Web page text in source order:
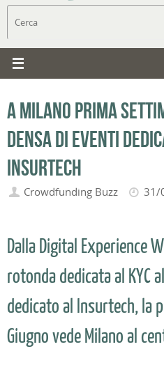
A Milano prima
densa di eventi
Insurtech
Crowdfunding Buzz 31/
Dalla Digital Experience
rotonda dedicata al KYC
dedicato al Insurtech, la
Giugno vede Milano al